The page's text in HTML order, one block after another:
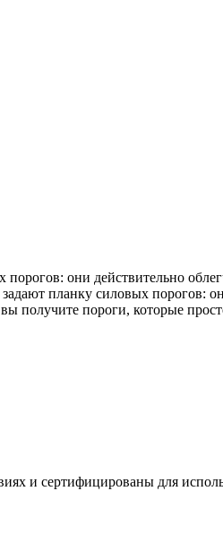
они действительно
планку силовых порогов:
получите пороги, которые
и сертифицированы для